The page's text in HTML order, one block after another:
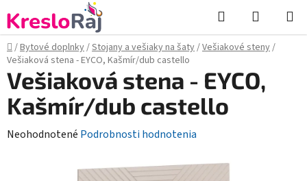
na
obsah
Hľadať
KOŠÍK
Domov
/Bytové doplnky/Stojany a vešiaky na šaty/Vešiakové steny/
Vešiaková stena - EYCO, Kašmír/dub castello
Vešiaková stena - EYCO,
Kašmír/dub castello
Priemerné
Neohodnotené Podrobnosti hodnotenia